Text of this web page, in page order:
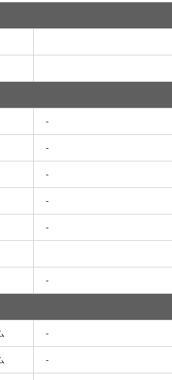
-
-
-
-
-
-
-
-